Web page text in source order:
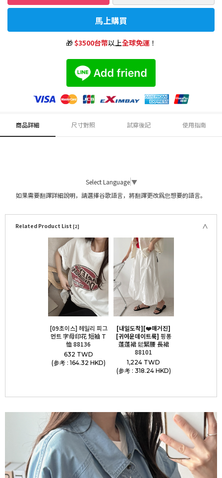
馬上購買
🎁$3500台幣以上全球免運！
商品詳細 尺寸對照 試穿後記 使用指南
Select Language ▼
如果需要翻譯詳細說明，請選擇谷歌語言，將翻譯更改爲您想要的語言。
Related Product List [2]
[09초이스] 헤일리 피그
먼트 字母印花 短袖 T
恤 88136
632 TWD
(参考 : 164.32 HKD)
[내일도착][❤️매거진]
[귀여운데이트룩] 핑퐁
蓬蓬裙 鬆緊腰 長裙
88101
1,224 TWD
(参考 : 318.24 HKD)